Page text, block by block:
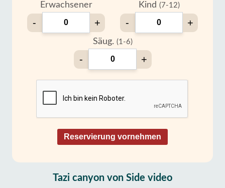
Erwachsener
- +
Kind (7-12)
- +
Säug. (1-6)
- +
Reservierung vornehmen
Tazi canyon von Side video